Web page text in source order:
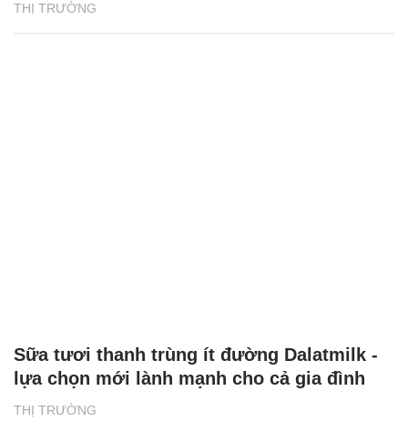
THỊ TRƯỜNG
THỊ TRƯỜNG
Sữa tươi thanh trùng ít đường Dalatmilk -
lựa chọn mới lành mạnh cho cả gia đình